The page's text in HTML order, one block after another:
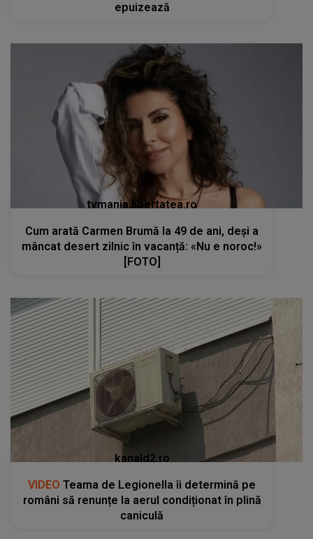
epuizează
tvmania.libertatea.ro
Cum arată Carmen Brumă la 49 de ani, deși a
mâncat desert zilnic în vacanță: «Nu e noroc!»
[FOTO]
kanald2.ro
VIDEO Teama de Legionella îi determină pe
români să renunțe la aerul condiționat în plină
caniculă